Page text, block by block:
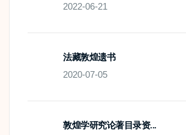
2022-06-21
法藏敦煌遗书
2020-07-05
敦煌学研究论著目录资...